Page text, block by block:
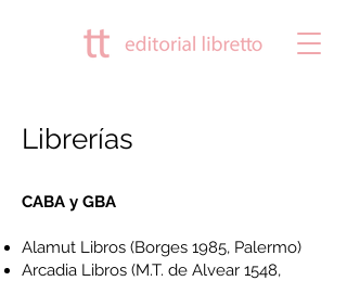
Librerías
CABA y GBA
Alamut Libros (Borges 1985, Palermo)
Arcadia Libros (M.T. de Alvear 1548,